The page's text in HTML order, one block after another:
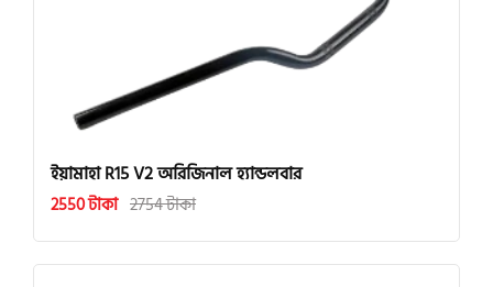
ইয়ামাহা R15 V2 অরিজিনাল হ্যান্ডলবার
2550 টাকা 2754 টাকা